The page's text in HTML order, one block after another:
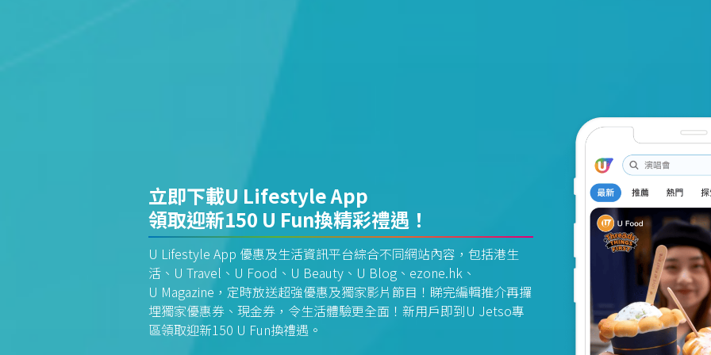
立即下載U Lifestyle App
領取迎新150 U Fun換精彩禮遇！
U Lifestyle App 優惠及生活資訊平台綜合不同網站內容，包括港生
活、U Travel、U Food、U Beauty、U Blog、ezone.hk、
U Magazine，定時放送超強優惠及獨家影片節目！睇完編輯推介再攞
埋獨家優惠券、現金券，令生活體驗更全面！新用戶即到U Jetso專
區領取迎新150 U Fun換禮遇。